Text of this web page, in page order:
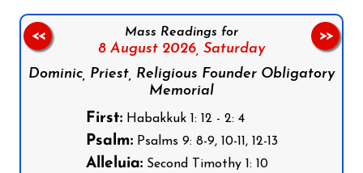
Mass Readings for
8 August 2026, Saturday
Dominic, Priest, Religious Founder Obligatory
Memorial
First:Habakkuk 1: 12 - 2: 4
Psalm:Psalms 9: 8-9, 10-11, 12-13
Alleluia:Second Timothy 1: 10
<< >>